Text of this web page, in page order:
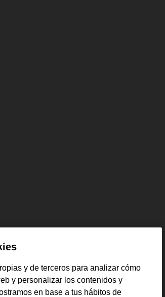
y de terceros para analizar cómo
y personalizar los contenidos y
en base a tus hábitos de